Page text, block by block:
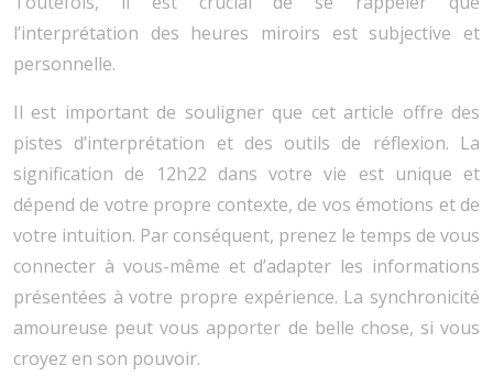
l’interprétation des heures miroirs est subjective et
personnelle.
Il est important de souligner que cet article offre des
pistes d’interprétation et des outils de réflexion. La
signification de 12h22 dans votre vie est unique et
dépend de votre propre contexte, de vos émotions et de
votre intuition. Par conséquent, prenez le temps de vous
connecter à vous-même et d’adapter les informations
présentées à votre propre expérience. La synchronicité
amoureuse peut vous apporter de belle chose, si vous
croyez en son pouvoir.